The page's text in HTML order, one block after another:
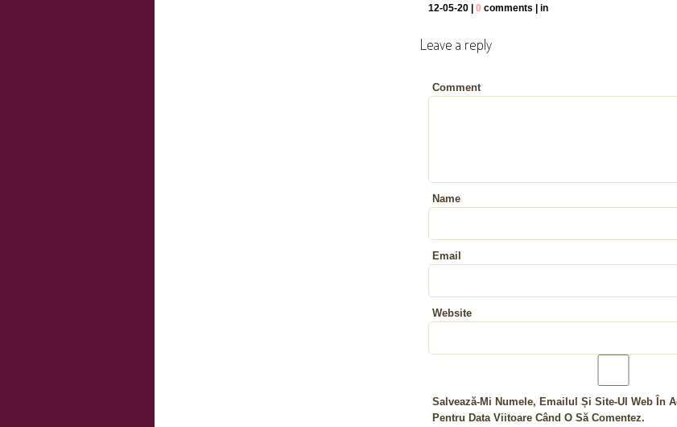
12-05-20 | 0 comments | in
Leave a reply
Comment
Name
Email
Website
Salvează-Mi Numele, Emailul Și Site-Ul Web În
Pentru Data Viitoare Când O Să Comentez.